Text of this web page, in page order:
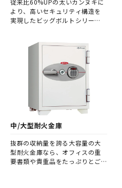
従来比60%UPの太いカンヌキに
より、高いセキュリティ構造を
実現したビッグボルトシリー
の仕様も備え、揺るぎない強さ
中/大型耐火金庫
抜群の収納量を誇る大容量の大
型耐火金庫なら、オフィスの重
要書類や貴重品をたっぷりとご